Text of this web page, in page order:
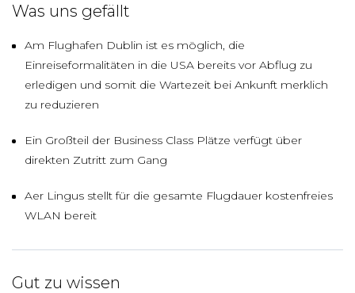
Was uns gefällt
Am Flughafen Dublin ist es möglich, die
Einreiseformalitäten in die USA bereits vor Abflug zu
erledigen und somit die Wartezeit bei Ankunft merklich
zu reduzieren
Ein Großteil der Business Class Plätze verfügt über
direkten Zutritt zum Gang
Aer Lingus stellt für die gesamte Flugdauer kostenfreies
WLAN bereit
Gut zu wissen